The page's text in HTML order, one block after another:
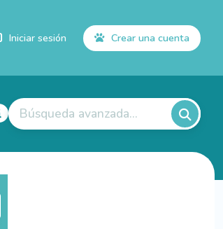
Iniciar sesión Crear una cuenta
Búsqueda avanzada...